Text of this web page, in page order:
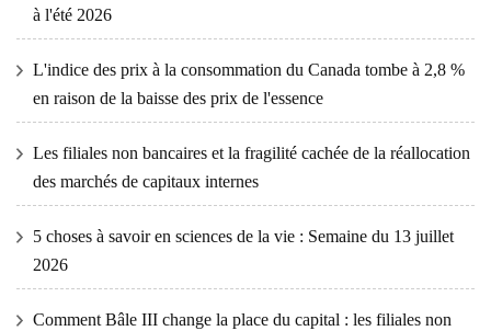
à l'été 2026
L'indice des prix à la consommation du Canada tombe à 2,8 %
en raison de la baisse des prix de l'essence
Les filiales non bancaires et la fragilité cachée de la réallocation
des marchés de capitaux internes
5 choses à savoir en sciences de la vie : Semaine du 13 juillet
2026
Comment Bâle III change la place du capital : les filiales non